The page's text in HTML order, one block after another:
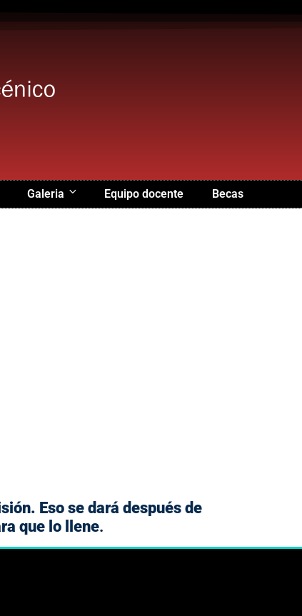
Galeria Equipo docente Becas
Eso se dará después de
que lo llene.